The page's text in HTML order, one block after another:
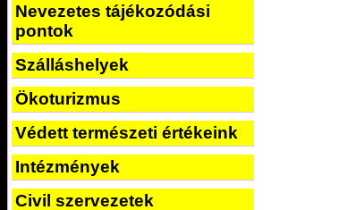
Nevezetes tájékozódási
pontok
Szálláshelyek
Ökoturizmus
Védett természeti értékeink
Intézmények
Civil szervezetek